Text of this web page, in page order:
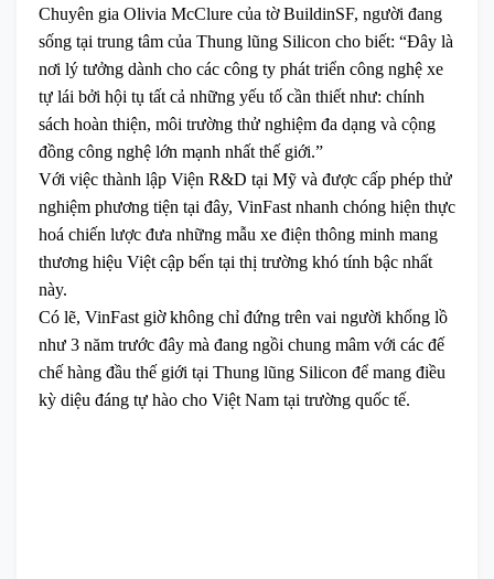
Chuyên gia Olivia McClure của tờ BuildinSF, người đang
sống tại trung tâm của Thung lũng Silicon cho biết: “Đây là
nơi lý tưởng dành cho các công ty phát triển công nghệ xe
tự lái bởi hội tụ tất cả những yếu tố cần thiết như: chính
sách hoàn thiện, môi trường thử nghiệm đa dạng và cộng
đồng công nghệ lớn mạnh nhất thế giới.”
Với việc thành lập Viện R&D tại Mỹ và được cấp phép thử
nghiệm phương tiện tại đây, VinFast nhanh chóng hiện thực
hoá chiến lược đưa những mẫu xe điện thông minh mang
thương hiệu Việt cập bến tại thị trường khó tính bậc nhất
này.
Có lẽ, VinFast giờ không chỉ đứng trên vai người khổng lồ
như 3 năm trước đây mà đang ngồi chung mâm với các đế
chế hàng đầu thế giới tại Thung lũng Silicon để mang điều
kỳ diệu đáng tự hào cho Việt Nam tại trường quốc tế.